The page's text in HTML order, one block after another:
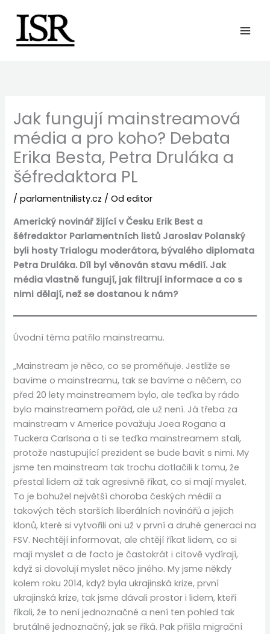
obsah
Jak fungují mainstreamová
média a pro koho? Debata
Erika Besta, Petra Druláka a
šéfredaktora PL
/parlamentnilisty.cz / Od editor
Americký novinář žijící v Česku Erik Best a
šéfredaktor Parlamentních listů Jaroslav Polanský
byli hosty Trialogu moderátora, bývalého diplomata
Petra Druláka. Díl byl věnován stavu médií. Jak
média vlastně fungují, jak filtrují informace a co s
nimi dělají, než se dostanou k nám?
Úvodní téma patřilo mainstreamu.
„Mainstream je něco, co se proměňuje. Jestliže se
bavíme o mainstreamu, tak se bavíme o něčem, co
před 20 lety mainstreamem bylo, ale teďka by rádo
bylo mainstreamem pořád, ale už není. Já třeba za
mainstream v Americe považuju Joea Rogana a
Tuckera Carlsona a ti se teďka mainstreamem stali,
protože nastupující prezident se bude bavit s nimi. My
jsme ten mainstream tak trochu dotlačili k tomu, že
přestal lidem až tak agresivně říkat, co si mají myslet.
To je bohužel největší choroba českých médií a
takových těch starších liberálních novinářů a jejich
klonů, které si vytvořili oni už v první a druhé generaci na
FSV. Nechtějí informovat, ale chtějí říkat lidem, co si
mají myslet a de facto je častokrát i citově vydírají,
když si dovolují myslet něco jiného. My jsme někdy
kolem roku 2014, když byla ukrajinská krize, první
ukrajinská krize, tak jsme dávali prostor i lidem, kteří
říkali, že to není jednoznačné a není ten pohled tak
brutálně jednoznačný, jak se říká. Pak přišla migrační